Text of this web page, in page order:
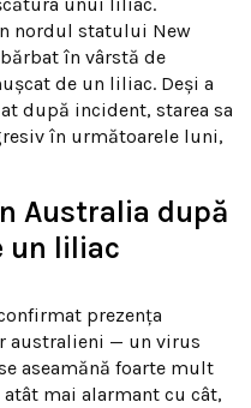
nordul statului New
în vârstă de
de un liliac. Deși a
după incident, starea sa
în următoarele luni,
Australia după
un liliac
prezența
australieni — un virus
aseamănă foarte mult
mai alarmant cu cât,